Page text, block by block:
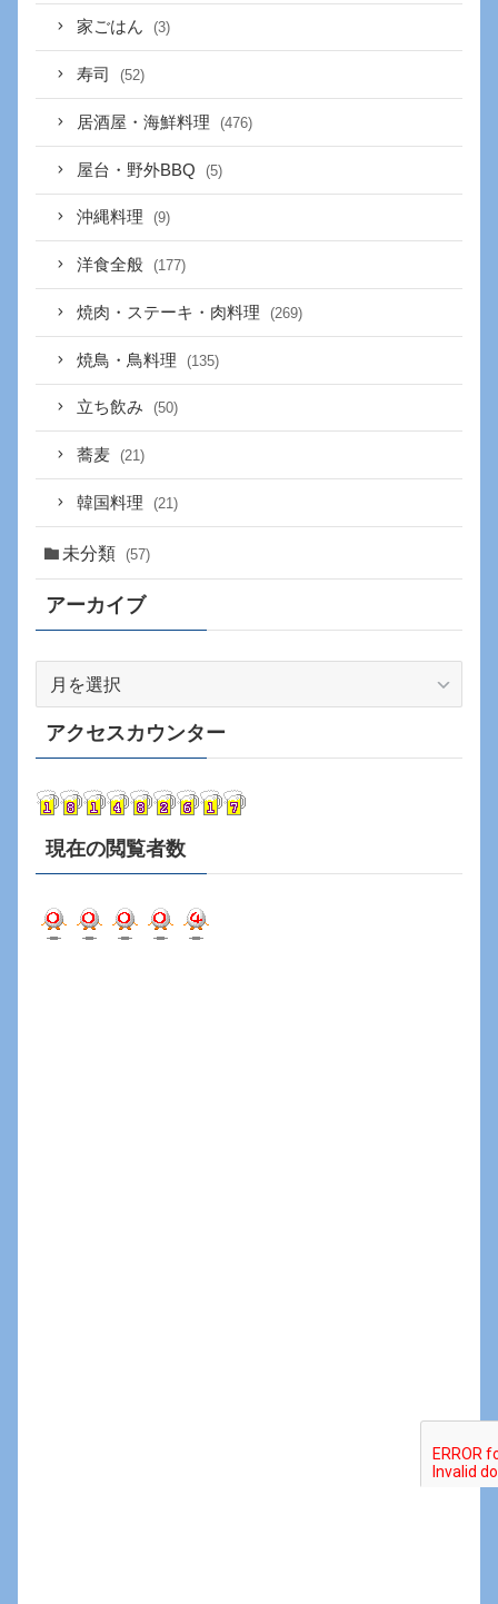
家ごはん (3)
寿司 (52)
居酒屋・海鮮料理 (476)
屋台・野外BBQ (5)
沖縄料理 (9)
洋食全般 (177)
焼肉・ステーキ・肉料理 (269)
焼鳥・鳥料理 (135)
立ち飲み (50)
蕎麦 (21)
韓国料理 (21)
未分類 (57)
アーカイブ
カ
イ
アクセスカウンター
現在の閲覧者数